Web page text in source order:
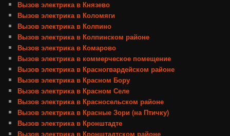
Вызов электрика в Князево
Вызов электрика в Коломяги
Вызов электрика в Колпино
Вызов электрика в Колпинском районе
Вызов электрика в Комарово
Вызов электрика в коммерческое помещение
Вызов электрика в Красногвардейском районе
Вызов электрика в Красном Бору
Вызов электрика в Красном Селе
Вызов электрика в Красносельском районе
Вызов электрика в Красные Зори (на Птичку)
Вызов электрика в Кронштадте
Вызов электрика в Кронштадтском районе